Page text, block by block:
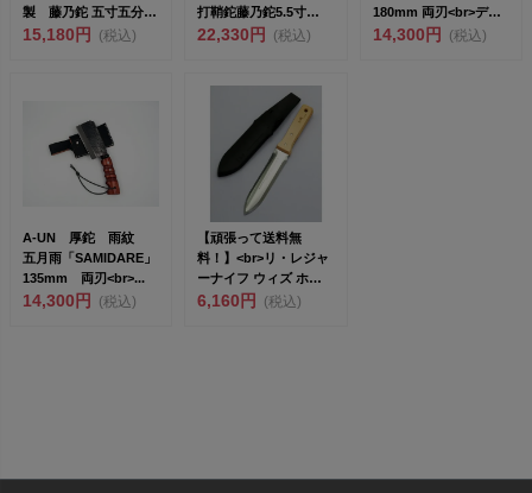
製 藤乃鉈 五寸五分
両刃剣型 剣鉈 ～ 藪
15,180円 (税込)
打鞘鉈藤乃鉈5.5寸
165mm＆鹿革ナタケ
22,330円 (税込)
180mm 両刃<br>デ
ザ...
14,300円 (税込)
A-UN 厚鉈 雨紋
五月雨「SAMIDARE」
135mm 両刃<br>...
14,300円 (税込)
【頑張って送料無
料！】<br>リ・レジャ
ーナイフ ウィズ ホル
スター #...
6,160円 (税込)